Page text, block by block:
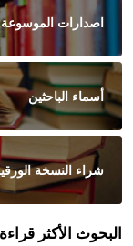
اصدارات الموسوعة
أسماء الباحثين
شراء النسخة
البحوث الأكثر قراءة